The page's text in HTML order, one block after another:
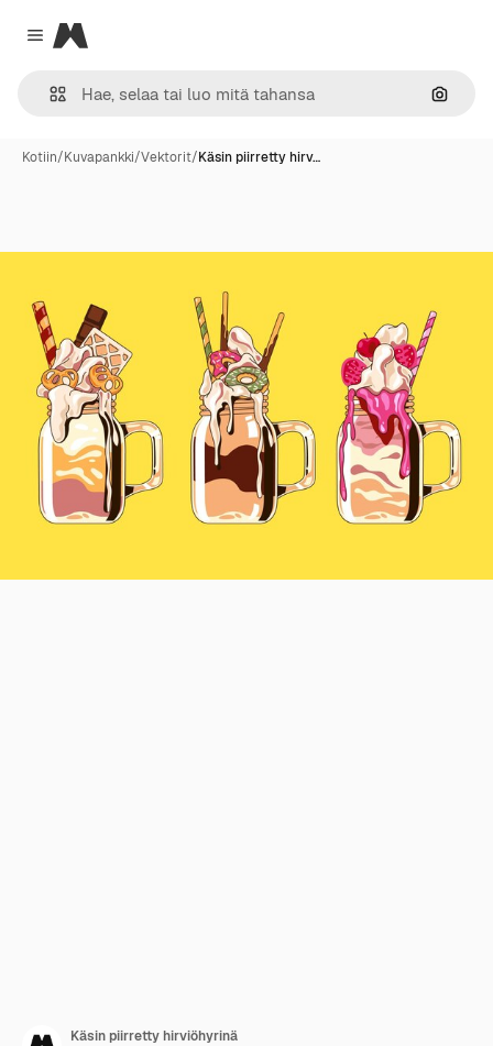
Close menu
Magnific
Hae
Kotiin/Kuvapankki/Vektorit/Käsin piirretty hirv…
Käsin piirretty hirviöhyrinä